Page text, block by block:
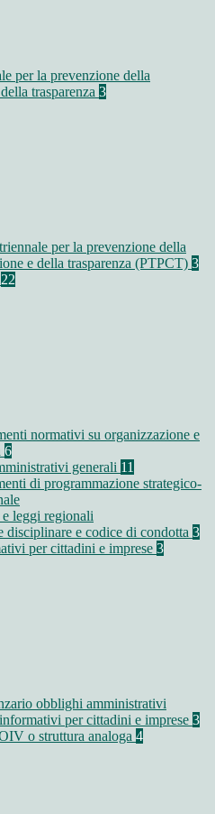
per la prevenzione della
trasparenza 3
per la prevenzione della
e della trasparenza (PTPCT) 3
22
normativi su organizzazione e
6
generali 11
di programmazione strategico-
e leggi regionali
disciplinare e codice di condotta 3
per cittadini e imprese 3
obblighi amministrativi
per cittadini e imprese 3
o struttura analoga 4